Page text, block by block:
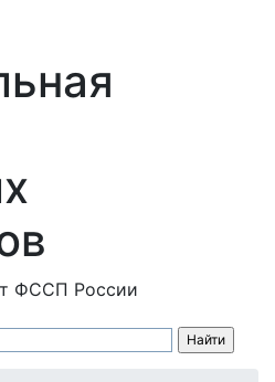
ФССП России